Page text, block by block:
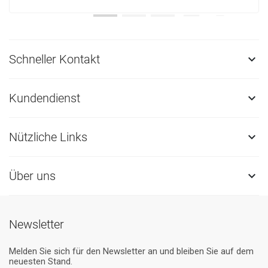
Schneller Kontakt 
Kundendienst 
Nützliche Links 
Über uns 
Newsletter
Melden Sie sich für den Newsletter an und bleiben Sie auf dem
neuesten Stand.